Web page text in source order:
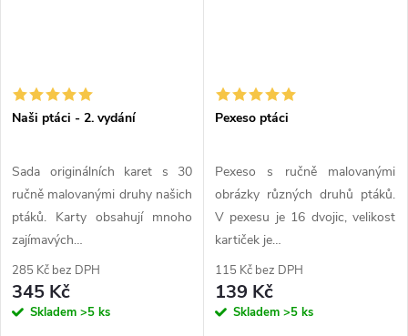
Naši ptáci - 2. vydání
Sada originálních karet s 30
ručně malovanými druhy našich
ptáků. Karty obsahují mnoho
zajímavých…
285 Kč bez DPH
345 Kč
Skladem >5 ks
Pexeso ptáci
Pexeso s ručně malovanými
obrázky různých druhů ptáků.
V pexesu je 16 dvojic, velikost
kartiček je…
115 Kč bez DPH
139 Kč
Skladem >5 ks